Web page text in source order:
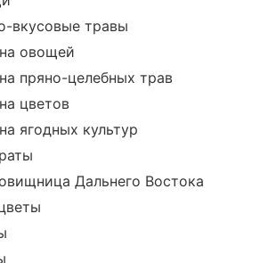
вкусовые травы
овощей
пряно-целебных трав
цветов
ягодных культур
Дальнего Востока